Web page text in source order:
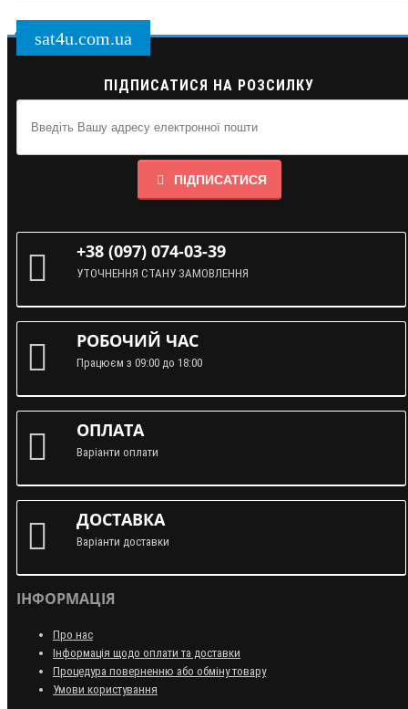
sat4u.com.ua
ПІДПИСАТИСЯ НА РОЗСИЛКУ
ПІДПИСАТИСЯ
+38 (097) 074-03-39
УТОЧНЕННЯ СТАНУ ЗАМОВЛЕННЯ
РОБОЧИЙ ЧАС
Працюєм з 09:00 до 18:00
ОПЛАТА
Варіанти оплати
ДОСТАВКА
Варіанти доставки
ІНФОРМАЦІЯ
Про нас
Інформація щодо оплати та доставки
Процедура поверненню або обміну товару
Умови користування